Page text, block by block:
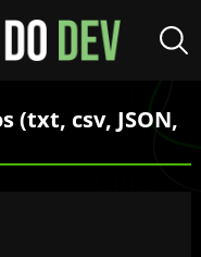
(txt, csv, JSON,